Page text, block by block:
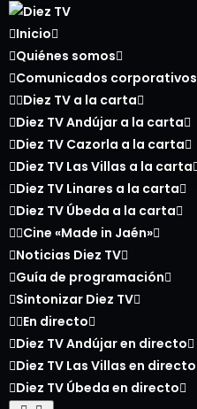
Inicio
Quiénes somos
Comunicados corporativos
Diez TV a la carta
Diez TV Andújar a la carta
Diez TV Cazorla a la carta
Diez TV Las Villas a la carta
Diez TV Linares a la carta
Diez TV Úbeda a la carta
Cine «Made in Jaén»
Noticias Diez TV
Guía de programación
Sintonizar Diez TV
En directo
Diez TV Andújar en directo
Diez TV Las Villas en directo
Diez TV Úbeda en directo